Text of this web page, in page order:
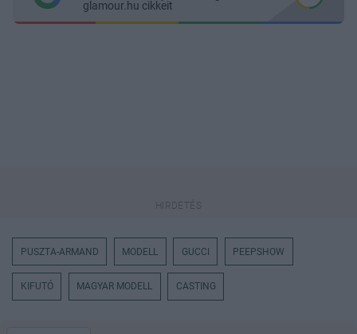
glamour.hu cikkeit
PUSZTA-ARMAND MODELL GUCCI PEEPSHOW
KIFUTÓ MAGYAR MODELL CASTING